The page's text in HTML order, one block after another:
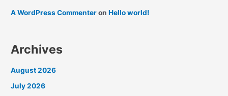
A WordPress CommenteronHello world!
Archives
August 2026
July 2026